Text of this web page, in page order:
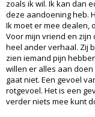
zoals ik wil. Ik kan dan
deze aandoening heb.
Ik moet er mee dealen,
Voor mijn vriend en
heel ander verhaal. Zij
zien iemand pijn
willen er alles aan
gaat niet. Een gevoel
rotgevoel. Het is een
verder niets mee kunt